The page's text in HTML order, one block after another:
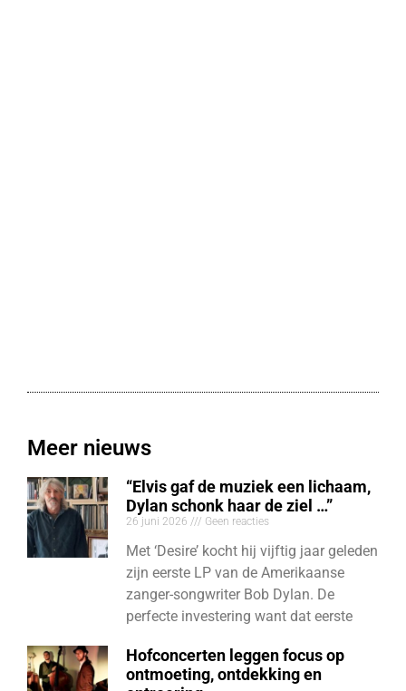
Meer nieuws
“Elvis gaf de muziek een lichaam,
Dylan schonk haar de ziel …”
26 juni 2026 Geen reacties
Met ‘Desire’ kocht hij vijftig jaar geleden
zijn eerste LP van de Amerikaanse
zanger-songwriter Bob Dylan. De
perfecte investering want dat eerste
Hofconcerten leggen focus op
ontmoeting, ontdekking en